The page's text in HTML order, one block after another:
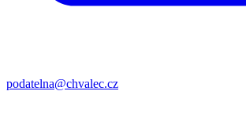
podatelna@chvalec.cz